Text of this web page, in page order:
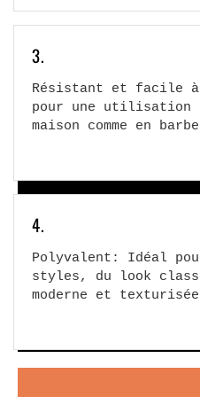
LE
25,90 € —
JE
3.
Résistant et facile à
pour une
maison comme en
4.
Polyvalent: Idéal
styles, du look
moderne et